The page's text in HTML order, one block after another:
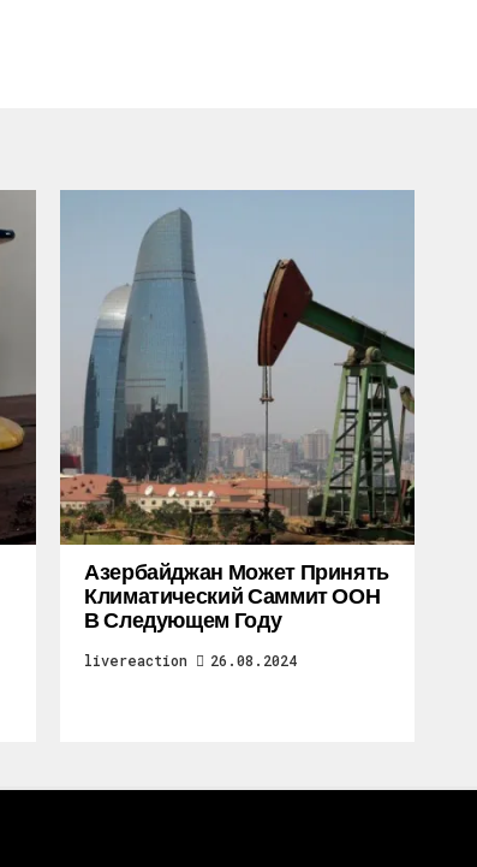
Азербайджан Может Принять
Климатический Саммит ООН
В Следующем Году
livereaction 26.08.2024